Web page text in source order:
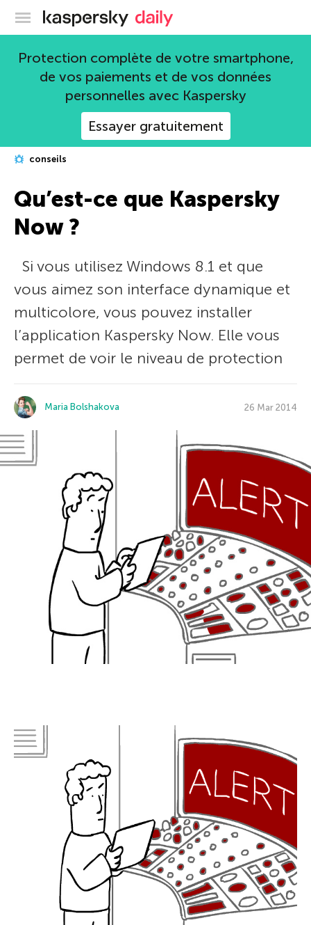
Blog officiel de Kaspersky
Protection complète de votre smartphone,
de vos paiements et de vos données
personnelles avec Kaspersky
Essayer gratuitement
conseils
Qu’est-ce que Kaspersky
Now ?
Si vous utilisez Windows 8.1 et que
vous aimez son interface dynamique et
multicolore, vous pouvez installer
l’application Kaspersky Now. Elle vous
permet de voir le niveau de protection
Maria Bolshakova 26 Mar 2014